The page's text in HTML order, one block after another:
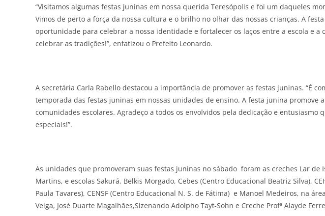
“Visitamos algumas festas juninas em nossa querida Teresópolis e foi um daqueles
Vimos de perto a força da nossa cultura e o brilho no olhar das nossas crianças. A
oportunidade para celebrar a nossa identidade e fortalecer os laços entre a escola e a
celebrar as tradições!”, enfatizou o Prefeito Leonardo.
A secretária Carla Rabello destacou a importância de promover as festas juninas. “É
temporada das festas juninas em nossas unidades de ensino. A festa junina promove
comunidades escolares. Agradeço a todos os envolvidos pela dedicação e entusiasmo
especiais!”.
As unidades que promoveram suas festas juninas no sábado foram as creches Lar de
Martins, e escolas Sakurá, Belkis Morgado, Cebes (Centro Educacional Beatriz Silva),
Paula Tavares), CENSF (Centro Educacional N. S. de Fátima) e Manoel Medeiros, na
Veiga, José Duarte Magalhães,Sizenando Adolpho Tayt-Sohn e Creche Profª Alayde